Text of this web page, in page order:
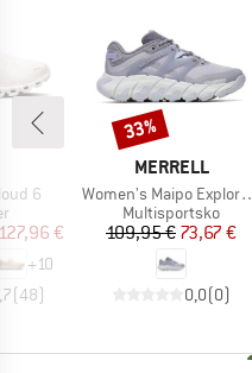
6
pris
€
+10
(48)
MÆRKE
MERRELL
Artikel
Women's Maipo Explorer Aerosport
Produktgruppe
Multisportsko
Pris
109,95 €Nedsat pris
73,67 €
0,0(0)
Rabat
33%